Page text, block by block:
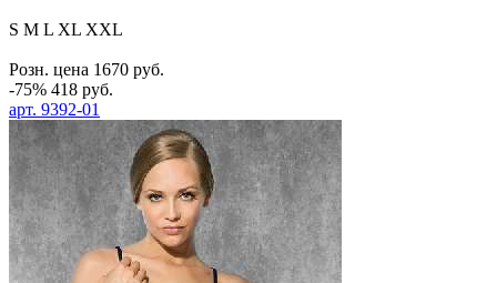
S M L XL XXL
Розн. цена 1670 руб.
-75% 418 руб.
арт. 9392-01